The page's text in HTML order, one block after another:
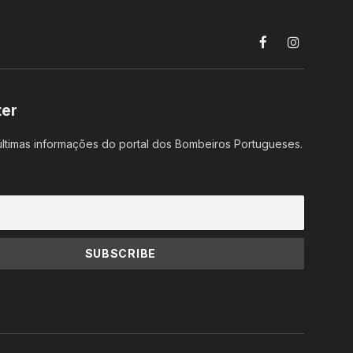
FacebookInstagram
informações do portal dos Bombeiros Portugueses.